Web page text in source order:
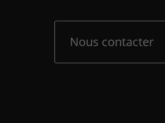
Nous contacter